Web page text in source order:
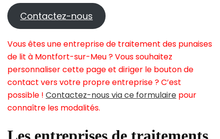
Contactez-nous
Vous êtes une entreprise de traitement des punaises
de lit à Montfort-sur-Meu ? Vous souhaitez
personnaliser cette page et diriger le bouton de
contact vers votre propre entreprise ? C’est
possible ! Contactez-nous via ce formulaire pour
connaître les modalités.